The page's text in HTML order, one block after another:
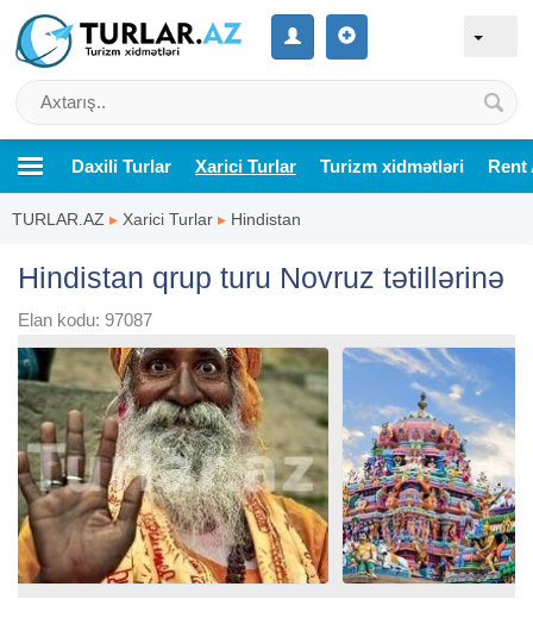
Daxili Turlar Xarici Turlar Turizm xidmətləri Rent
TURLAR.AZ ▸ Xarici Turlar ▸ Hindistan
Hindistan qrup turu Novruz tətillərinə
Elan kodu: 97087